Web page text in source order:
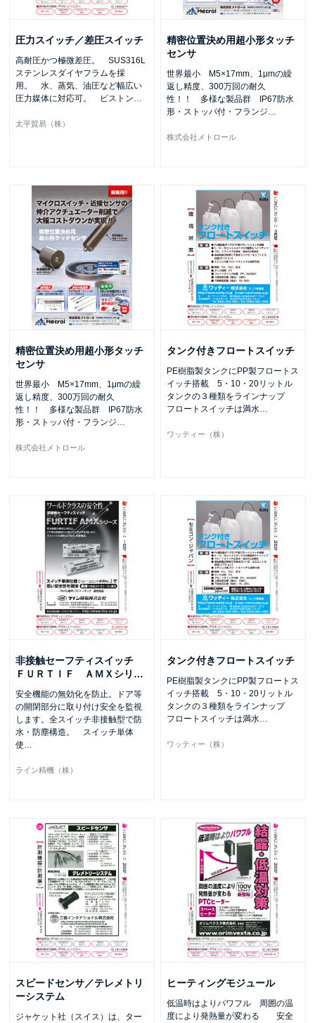
圧力スイッチ／差圧スイッチ
高耐圧かつ極微差圧。 SUS316L
ステンレスダイヤフラムを採
用。 水、蒸気、油圧など幅広い
圧力媒体に対応可。 ピストン…
太平貿易（株）
精密位置決め用超小形タッチ
センサ
世界最小 M5×17mm、1μmの繰
返し精度、300万回の耐久
性！！ 多様な製品群 IP67防水
形・ストッパ付・フランジ…
株式会社メトロール
精密位置決め用超小形タッチ
センサ
世界最小 M5×17mm、1μmの繰
返し精度、300万回の耐久
性！！ 多様な製品群 IP67防水
形・ストッパ付・フランジ
株式会社メトロール
タンク付きフロートスイッチ
PE樹脂製タンクにPP製フロートス
イッチ搭載 5・10・20リットル
タンクの３種類をラインナップ
フロートスイッチは満水
ワッティー（株）
非接触セーフティスイッチ
ＦＵＲＴＩＦ ＡＭＸシリ …
安全機能の無効化を防止。ドア等
の開閉部分に取り付け安全を監視
します。全スイッチ非接触型で防
水・防塵構造。 スイッチ単体
使…
ライン精機（株）
タンク付きフロートスイッチ
PE樹脂製タンクにPP製フロートス
イッチ搭載 5・10・20リットル
タンクの３種類をラインナップ
フロートスイッチは満水…
ワッティー（株）
スピードセンサ／テレメトリ
ーシステム
ジャケット社（スイス）は、ター
ヒーティングモジュール
低温時はよりパワフル 周囲の温
度により発熱量が変わる 安全